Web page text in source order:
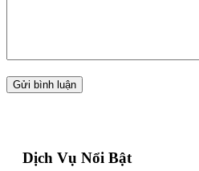
Dịch Vụ Nổi Bật